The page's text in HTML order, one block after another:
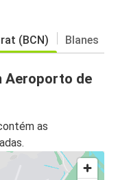
(BCN) Blanes
Aeroporto de
as